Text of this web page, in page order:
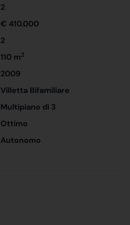
2
€ 410.000
2
110 m2
2009
Villetta Bifamiliare
Multipiano di 3
Ottimo
Autonomo